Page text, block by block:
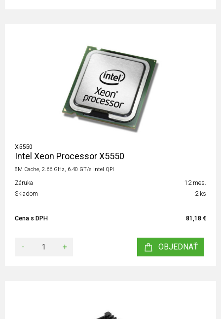
X5550
Intel Xeon Processor X5550
8M Cache, 2.66 GHz, 6.40 GT/s Intel QPI
Záruka
12 mes.
Skladom
2 ks
Cena s DPH 81,18 €
- + OBJEDNAŤ